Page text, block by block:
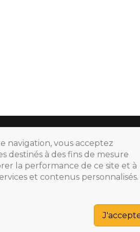
© 2024
navigation, vous acceptez
destinés à des fins de mesure
la performance de ce site et à
et contenus personnalisés.